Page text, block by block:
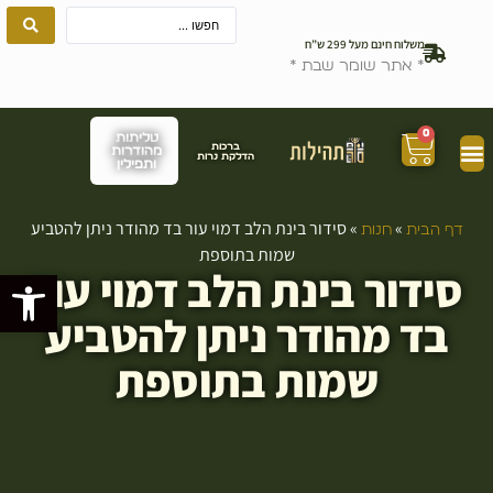
פתח
משלוח חינם מעל 299 ש”ח
* אתר שומר שבת *
ברכות
הדלקת נרות
טליתות
מהודרות
ותפילין
0
דף הבית »חנות »סידור בינת הלב דמוי עור בד מהודר ניתן להטביע
שמות בתוספת
סידור בינת הלב דמוי עור
בד מהודר ניתן להטביע
שמות בתוספת